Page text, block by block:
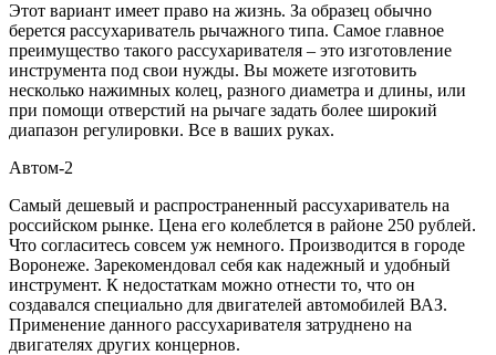
Этот вариант имеет право на жизнь. За образец обычно
берется рассухариватель рычажного типа. Самое главное
преимущество такого рассухаривателя – это изготовление
инструмента под свои нужды. Вы можете изготовить
несколько нажимных колец, разного диаметра и длины, или
при помощи отверстий на рычаге задать более широкий
диапазон регулировки. Все в ваших руках.
Автом-2
Самый дешевый и распространенный рассухариватель на
российском рынке. Цена его колеблется в районе 250 рублей.
Что согласитесь совсем уж немного. Производится в городе
Воронеже. Зарекомендовал себя как надежный и удобный
инструмент. К недостаткам можно отнести то, что он
создавался специально для двигателей автомобилей ВАЗ.
Применение данного рассухаривателя затруднено на
двигателях других концернов.